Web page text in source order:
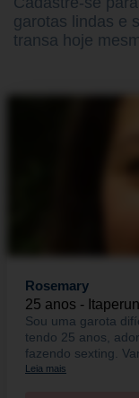
garotas lindas e
transa hoje
Rosemary
25 anos -
Sou uma garota
tendo 25 anos,
fazendo sexting.
Leia mais